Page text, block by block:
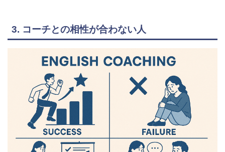
3. コーチとの相性が合わない人